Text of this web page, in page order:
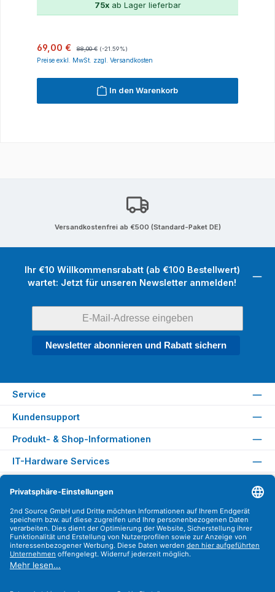
75xab Lager lieferbar
Verkaufspreis:
69,00 € 88,00 € (-21.59%)
Preise exkl. MwSt. zzgl. Versandkosten
In den Warenkorb
Versandkostenfrei ab €500 (Standard-Paket DE)
Ihr €10 Willkommensrabatt (ab €100 Bestellwert)
wartet: Jetzt für unseren Newsletter anmelden!
Newsletter abonnieren und Rabatt sichern
Service
Kundensupport
Produkt- & Shop-Informationen
IT-Hardware Services
Versandarten
Zahlungsarten
Sicher Einkaufen
Find us on